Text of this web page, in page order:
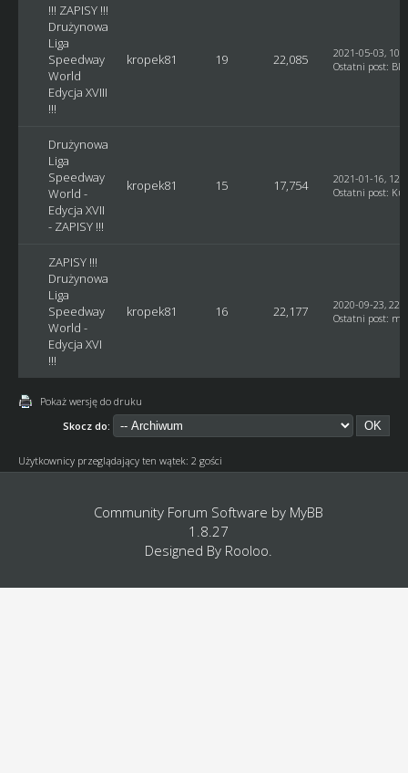
!!! ZAPISY !!!
Drużynowa
Liga
Speedway
World
Edycja XVIII
!!!
kropek81 19 22,085
2021-05-03,
Ostatni post:
Drużynowa
Liga
Speedway
World -
Edycja XVII
- ZAPISY !!!
kropek81 15 17,754
2021-01-16,
Ostatni post:
ZAPISY !!!
Drużynowa
Liga
Speedway
World -
Edycja XVI
!!!
kropek81 16 22,177
2020-09-23,
Ostatni post:
Pokaż wersję do druku
Skocz do:
Użytkownicy przeglądający ten wątek: 2 gości
Community Forum Software by MyBB
1.8.27
Designed By Rooloo